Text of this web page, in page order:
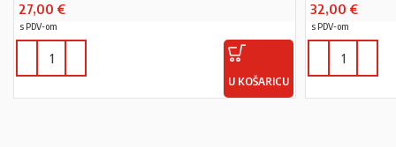
27,00 €
s PDV-om
U KOŠARICU
32,00 €
s PDV-om